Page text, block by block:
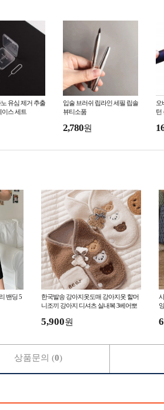
유심 제거 추출
이스 세트
입술 브러쉬 립라인 세필 립솔
뷰티소품
2,780원
오
턴
밴딩 5
한국발송 강아지옷도매 강아지옷 할머
니조끼 강아지 디셔츠 실내복 3베어뽀
5,900원
상품문의 (0)